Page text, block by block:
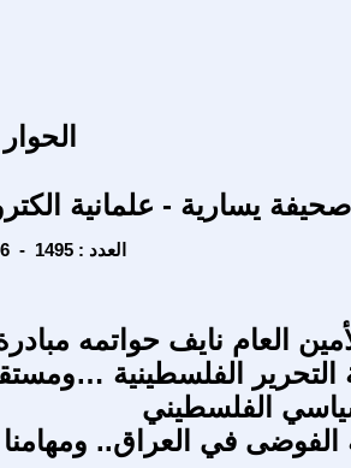
يسارية - علمانية
Monday - 3/20/2006 - العدد : 1495
العام نايف حواتمه
التحرير الفلسطينية
الفلسطيني
الفوضى في العراق.. ومهامنا